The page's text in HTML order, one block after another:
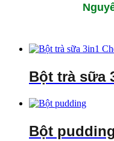
Bột trà sữa
Bột pudding